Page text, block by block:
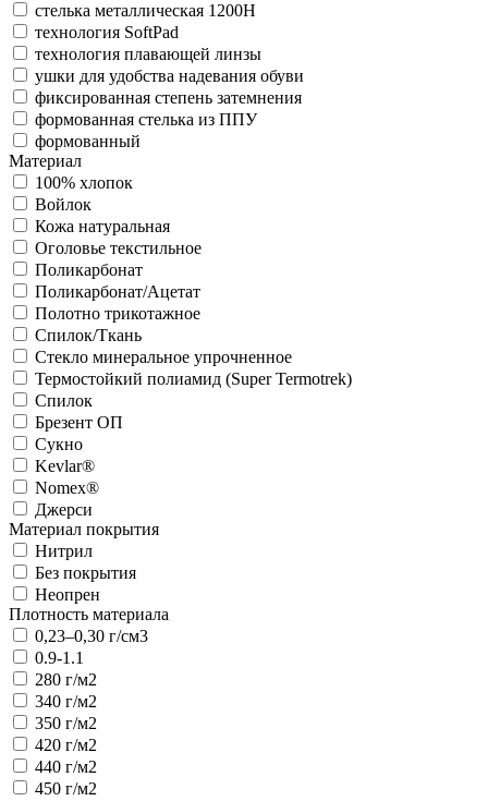
стелька металлическая 1200Н
технология SoftPad
технология плавающей линзы
ушки для удобства надевания обуви
фиксированная степень затемнения
формованная стелька из ППУ
формованный
Материал
100% хлопок
Войлок
Кожа натуральная
Оголовье текстильное
Поликарбонат
Поликарбонат/Ацетат
Полотно трикотажное
Спилок/Ткань
Стекло минеральное упрочненное
Термостойкий полиамид (Super Termotrek)
Спилок
Брезент ОП
Сукно
Kevlar®
Nomex®
Джерси
Материал покрытия
Нитрил
Без покрытия
Неопрен
Плотность материала
0,23–0,30 г/см3
0.9-1.1
280 г/м2
340 г/м2
350 г/м2
420 г/м2
440 г/м2
450 г/м2